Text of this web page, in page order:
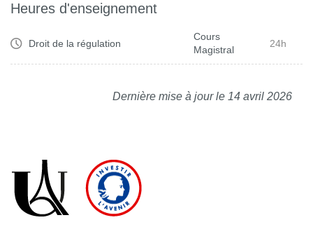
Heures d'enseignement
Droit de la régulation
Cours
Magistral
24h
Dernière mise à jour le 14 avril 2026